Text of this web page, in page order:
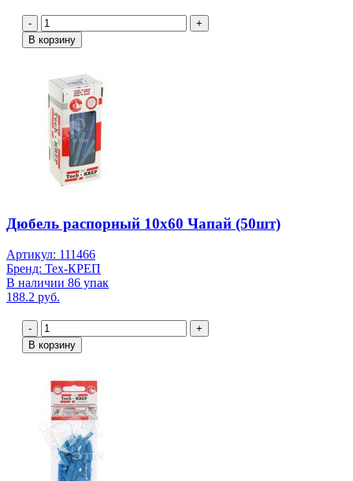
-
+
В корзину
Дюбель распорный 10х60 Чапай (50шт)
Артикул: 111466
Бренд: Тех-КРЕП
В наличии 86 упак
188.2 руб.
-
+
В корзину